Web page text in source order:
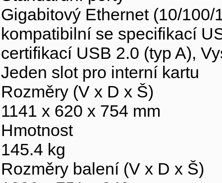
Gigabitový Ethernet (10/
kompatibilní se specifikací
certifikací USB 2.0 (typ A),
Jeden slot pro interní kartu
Rozměry (V x D x Š)
1141 x 620 x 754 mm
Hmotnost
145.4 kg
Rozměry balení (V x D x Š)